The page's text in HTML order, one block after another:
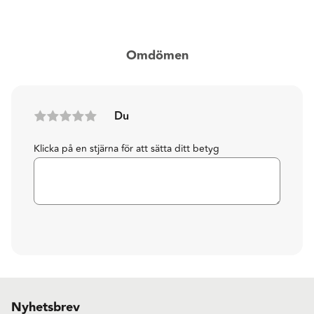
Omdömen
Du
Klicka på en stjärna för att sätta ditt betyg
Nyhetsbrev